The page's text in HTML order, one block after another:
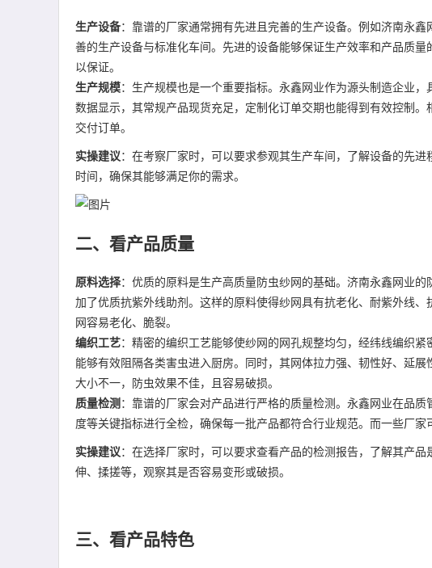
生产设备：靠谱的厂家通常拥有先进且完善的生产设备。例如济南永
善的生产设备与标准化车间。先进的设备能够保证生产效率和产品质
以保证。
生产规模：生产规模也是一个重要指标。永鑫网业作为源头制造企业
数据显示，其常规产品现货充足，定制化订单交期也能得到有效控制
交付订单。
实操建议：在考察厂家时，可以要求参观其生产车间，了解设备的先
时间，确保其能够满足你的需求。
二、看产品质量
原料选择：优质的原料是生产高质量防虫纱网的基础。济南永鑫网业
加了优质抗紫外线助剂。这样的原料使得纱网具有抗老化、耐紫外线
网容易老化、脆裂。
编织工艺：精密的编织工艺能够使纱网的网孔规整均匀，经纬线编织
能够有效阻隔各类害虫进入厨房。同时，其网体拉力强、韧性好、延
大小不一，防虫效果不佳，且容易破损。
质量检测：靠谱的厂家会对产品进行严格的质量检测。永鑫网业在品
度等关键指标进行全检，确保每一批产品都符合行业规范。而一些厂家
实操建议：在选择厂家时，可以要求查看产品的检测报告，了解其产
伸、揉搓等，观察其是否容易变形或破损。
三、看产品特色